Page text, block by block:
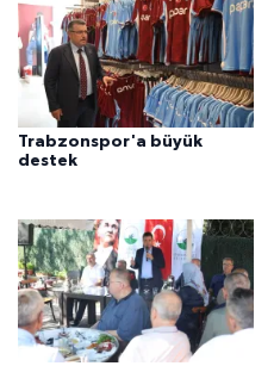
Trabzonspor'a büyük
destek